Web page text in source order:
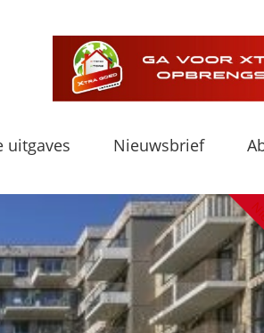
uitgaves Nieuwsbrief